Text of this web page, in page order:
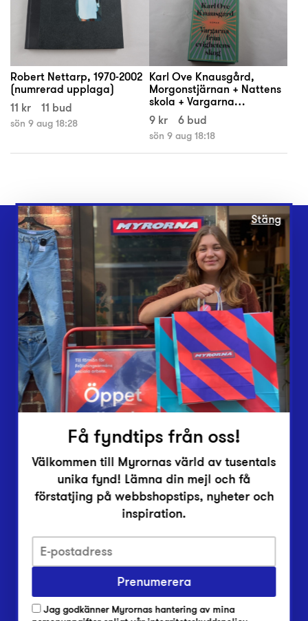
Robert Nettarp, 1970-2002
(numrerad upplaga)
11 kr
11 bud
sön 9 aug 18:28
Karl Ove Knausgård,
Morgonstjärnan + Nattens
skola + Vargarna…
9 kr
6 bud
sön 9 aug 18:18
Webbshop
Butiker
Lämna in
Vårt överskott
Inlämningsplatser
Om Myrorna
Lediga jobb
Pressrum
Integritetsskyddspolicy
Har du frågor om onlineköp, leverans eller retur?
Har du frågor om vår verksamhet?
Stäng
Få fyndtips från oss!
Välkommen till Myrornas värld av tusentals
unika fynd! Lämna din mejl och få
förstatjing på webbshopstips, nyheter och
inspiration.
Prenumerera
Jag godkänner Myrornas hantering av mina